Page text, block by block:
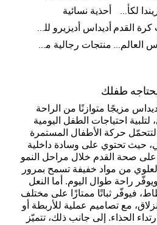
كرات تريندا لكأس العالم FIFA 26™
أحذية نسائية
كرة القدم
أديداس أديزيرو للجري
فرق كأس العالم FIFA 26™ منتجات رجالية من أديداس
طفلك
مزيجًا متوازنًا من الراحة
احتياجات الطفل اليومية
حركة الأطفال المستمرة
حيث تحتوي على وسادة داخلية
صحة القدم خلال مراحل النمو
من مواد خفيفة تسمح بمرور
راحة طوال اليوم. أما النعل
فيوفّر ثباتًا ممتازًا على مختلف
مع تصاميم عملية للأربطة أو
الحذاء. إلى جانب ذلك، تتميّز